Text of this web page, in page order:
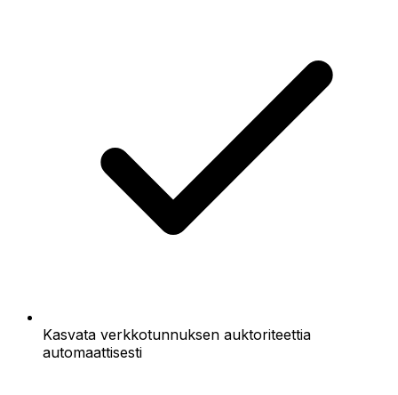
Kasvata verkkotunnuksen auktoriteettia
automaattisesti